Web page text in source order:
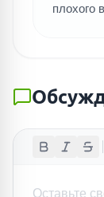
плохого